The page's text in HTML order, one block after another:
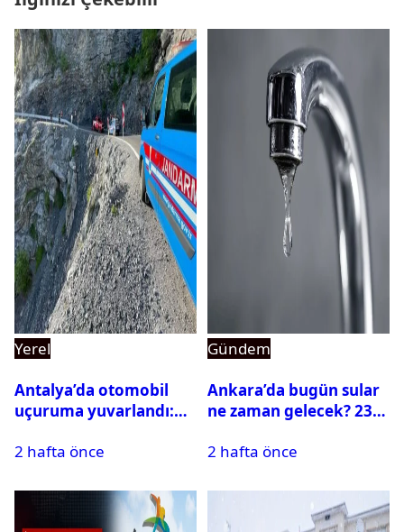
Yerel
Antalya’da otomobil
uçuruma yuvarlandı:
var
2 hafta önce
Gündem
Ankara’da bugün sular
ne zaman gelecek? 23
su kesintisi sorgulama
2 hafta önce